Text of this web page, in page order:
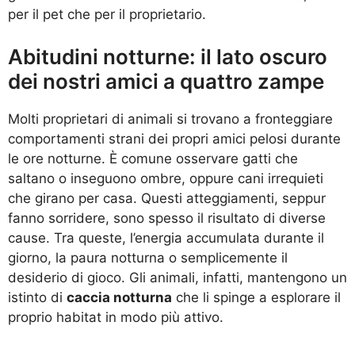
per il pet che per il proprietario.
Abitudini notturne: il lato oscuro
dei nostri amici a quattro zampe
Molti proprietari di animali si trovano a fronteggiare
comportamenti strani dei propri amici pelosi durante
le ore notturne. È comune osservare gatti che
saltano o inseguono ombre, oppure cani irrequieti
che girano per casa. Questi atteggiamenti, seppur
fanno sorridere, sono spesso il risultato di diverse
cause. Tra queste, l’energia accumulata durante il
giorno, la paura notturna o semplicemente il
desiderio di gioco. Gli animali, infatti, mantengono un
istinto di caccia notturna che li spinge a esplorare il
proprio habitat in modo più attivo.